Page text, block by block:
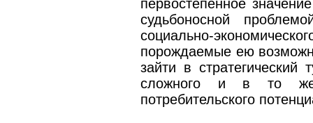
первостепенное
судьбоносной
социально-
порождаемые ею
зайти в стратегический
сложного и в то же
потребительского